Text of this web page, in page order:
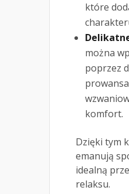
które
można
poprzez
komfort.
Dzięki tym
emanują
idealną
relaksu.